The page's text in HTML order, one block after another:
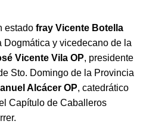
estado fray Vicente Botella
Dogmática y vicedecano de la
Vicente Vila OP, presidente
Sto. Domingo de la Provincia
Alcácer OP, catedrático
Capítulo de Caballeros